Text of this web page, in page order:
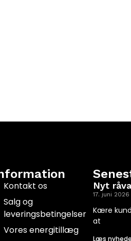
Kontakt os
Salg og
leveringsbetingelser
Vores energitillæg
Nyt
17. juni 2026
Kære
at
Læs